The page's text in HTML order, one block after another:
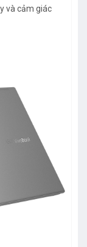
và cảm giác